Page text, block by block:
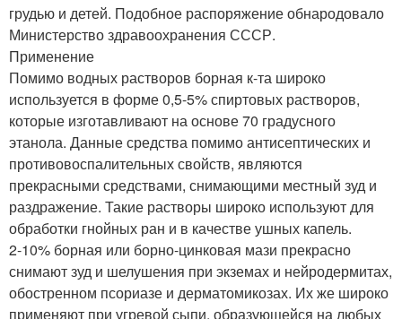
грудью и детей. Подобное распоряжение обнародовало
Министерство здравоохранения СССР.
Применение
Помимо водных растворов борная к-та широко
используется в форме 0,5-5% спиртовых растворов,
которые изготавливают на основе 70 градусного
этанола. Данные средства помимо антисептических и
противовоспалительных свойств, являются
прекрасными средствами, снимающими местный зуд и
раздражение. Такие растворы широко используют для
обработки гнойных ран и в качестве ушных капель.
2-10% борная или борно-цинковая мази прекрасно
снимают зуд и шелушения при экземах и нейродермитах,
обостренном псориазе и дерматомикозах. Их же широко
применяют при угревой сыпи, образующейся на любых